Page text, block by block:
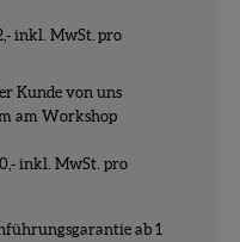
inkl. MwSt. pro
Kunde von uns
am Workshop
inkl. MwSt. pro
ab 1